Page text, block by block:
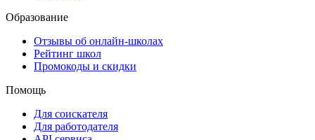
Образование
Отзывы об онлайн-школах
Рейтинг школ
Промокоды и скидки
Помощь
Для соискателя
Для работодателя